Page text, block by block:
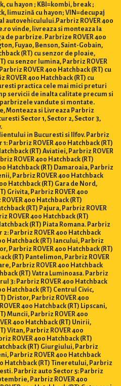
cu hayon ; KBI=kombi, break ;
limuzină cu hayon; VIN=decupaj
ROVER 400
vinde, livreaza si monteaza la
parbrize. Parbrize ROVER 400
Fuyao, Benson, Saint-Gobain,
(RT) cu senzor de ploaie,
cu senzor lumina, Parbriz ROVER
ROVER 400 Hatchback (RT) cu
400 Hatchback (RT) cu
practica cele mai mici preturi
servicii de inalta calitate precum si
vandute si montate.
Monteaza si Livreaza Parbriz
Sector 1, Sector 2, Sector 3,
in Bucuresti si Ilfov. Parbriz
1: Parbriz ROVER 400 Hatchback (RT)
(RT) Aviatiei, Parbriz ROVER
ROVER 400 Hatchback (RT)
Hatchback (RT) Damaroaia, Parbriz
Parbriz ROVER 400 Hatchback
Hatchback (RT) Gara de Nord,
Grivita, Parbriz ROVER 400
400 Hatchback (RT)
(RT) Pajura, Parbriz ROVER
ROVER 400 Hatchback (RT)
(RT) Piata Romana. Parbriz
2: Parbriz ROVER 400 Hatchback
Hatchback (RT) Iancului, Parbriz
Parbriz ROVER 400 Hatchback (RT)
(RT) Pantelimon, Parbriz ROVER
Parbriz ROVER 400 Hatchback
(RT) Vatra Luminoasa. Parbriz
3: Parbriz ROVER 400 Hatchback
Hatchback (RT) Centrul Civic,
Dristor, Parbriz ROVER 400
400 Hatchback (RT) Lipscani,
Muncii, Parbriz ROVER 400
400 Hatchback (RT) Unirii,
Vitan, Parbriz ROVER 400
ROVER 400 Hatchback (RT)
(RT) Giurgiului, Parbriz
Parbriz ROVER 400 Hatchback
Hatchback (RT) Tineretului, Parbriz
Parbriz auto Sector 5: Parbriz
Parbriz ROVER 400